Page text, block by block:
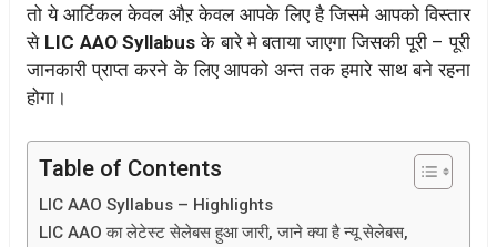
तो ये आर्टिकल केवल औऱ केवल आपके लिए है जिसमे आपको विस्तार
से LIC AAO Syllabus के बारे मे बताया जाएगा जिसकी पूरी – पूरी
जानकारी प्राप्त करने के लिए आपको अन्त तक हमारे साथ बने रहना
होगा।
Table of Contents
LIC AAO Syllabus – Highlights
LIC AAO का लेटेस्ट सेलेबस हुआ जारी, जाने क्या है न्यू सेलेबस,